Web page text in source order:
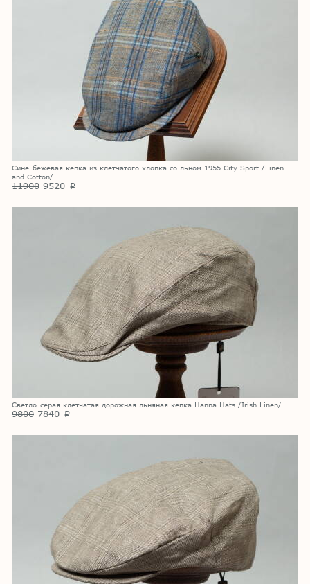
Сине-бежевая кепка из клетчатого хлопка со льном 1955 City Sport /Linen
and Cotton/
11900 9520 p
Светло-серая клетчатая дорожная льняная кепка Hanna Hats /Irish Linen/
9800 7840 p